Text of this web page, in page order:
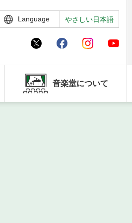
Language やさしい日本語
音楽堂について